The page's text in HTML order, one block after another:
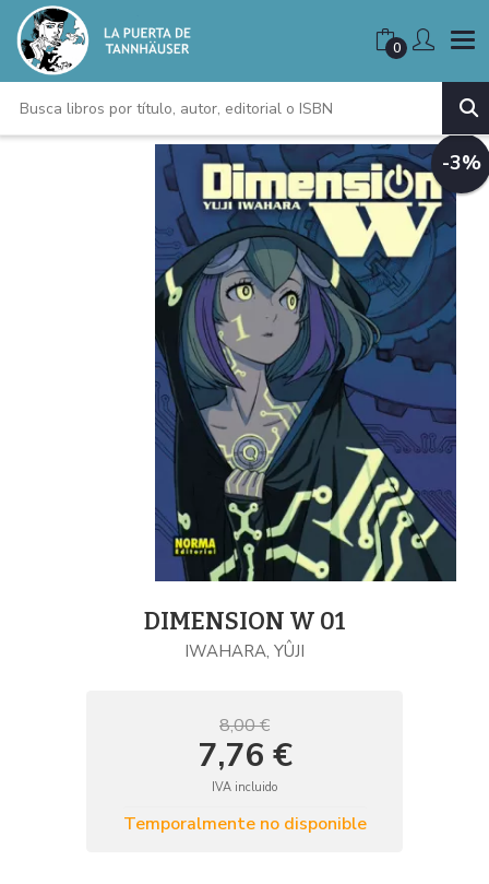
0
-3%
DIMENSION W 01
IWAHARA, YÛJI
8,00 €
7,76 €
IVA incluido
Temporalmente no disponible